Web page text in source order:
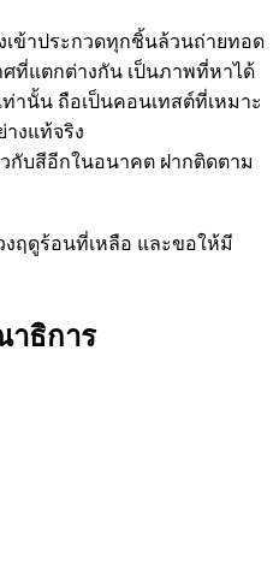
เข้าประกวดทุกชิ้นล้วนถ่ายทอด
ที่แตกต่างกัน เป็นภาพที่หาได้
านั้น ถือเป็นคอนเทสต์ที่เหมาะ
งแท้จริง
วกับสีอีกในอนาคต ฝากติดตาม
ฤดูร้อนที่เหลือ และขอให้มี
าธิการ